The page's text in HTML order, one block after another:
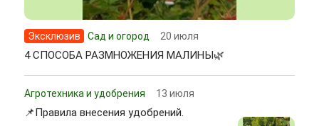
Эксклюзив Сад и огород 20 июля
4 СПОСОБА РАЗМНОЖЕНИЯ МАЛИНЫ🌿
Агротехника и удобрения 13 июля
📌Правила внесения удобрений.